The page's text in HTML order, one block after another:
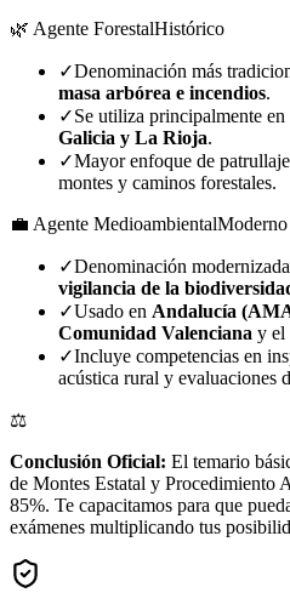
🌿 Agente ForestalHistórico
✓Denominación más
masa arbórea e incendios.
✓Se utiliza principalmente en
Galicia y La Rioja.
✓Mayor enfoque de
montes y caminos forestales.
💼 Agente MedioambientalModerno
✓Denominación
vigilancia de la
✓Usado en Andalucía
Comunidad Valenciana y el
✓Incluye competencias en
acústica rural y evaluaciones
⚖️
Conclusión Oficial: El temario
de Montes Estatal y Procedimiento
85%. Te capacitamos para que
exámenes multiplicando tus